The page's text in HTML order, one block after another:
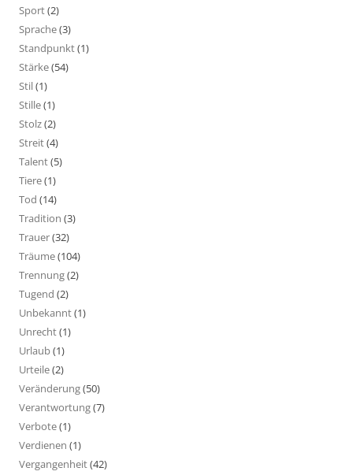
Sport(2)
Sprache(3)
Standpunkt(1)
Stärke(54)
Stil(1)
Stille(1)
Stolz(2)
Streit(4)
Talent(5)
Tiere(1)
Tod (14)
Tradition (3)
Trauer(32)
Träume(104)
Trennung(2)
Tugend (2)
Unbekannt(1)
Unrecht(1)
Urlaub(1)
Urteile(2)
Veränderung(50)
Verantwortung(7)
Verbote(1)
Verdienen (1)
Vergangenheit(42)